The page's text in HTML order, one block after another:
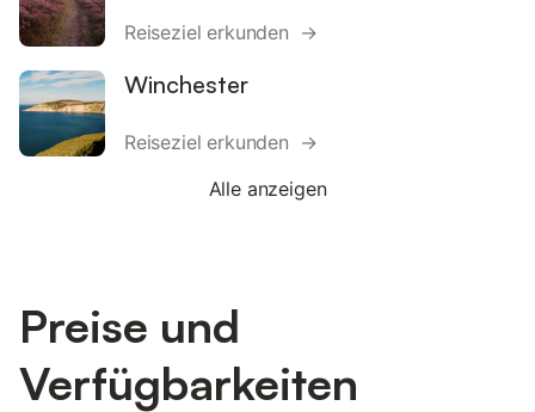
Reiseziel erkunden →
Winchester
Reiseziel erkunden →
Alle anzeigen
Preise und
Verfügbarkeiten